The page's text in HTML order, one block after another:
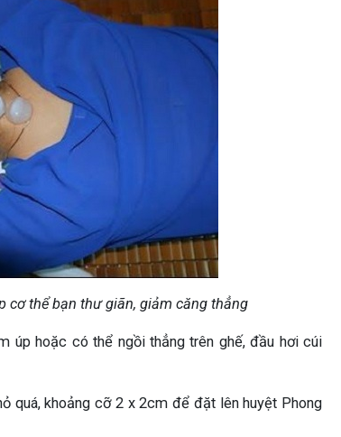
cơ thể bạn thư giãn, giảm căng thẳng
úp hoặc có thể ngồi thẳng trên ghế, đầu hơi cúi
quá, khoảng cỡ 2 x 2cm để đặt lên huyệt Phong